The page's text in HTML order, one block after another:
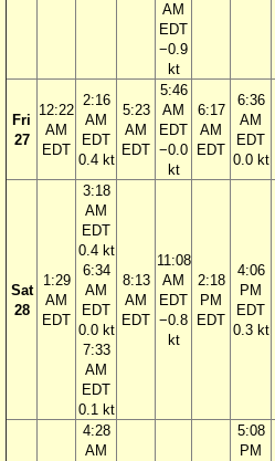
AM
EDT
−0.9
kt
Fri
27
12:22
AM
EDT
2:16
AM
EDT
0.4 kt
5:23
AM
EDT
5:46
AM
EDT
−0.0
kt
6:17
AM
EDT
6:36
AM
EDT
0.0 kt
Sat
28
1:29
AM
EDT
3:18
AM
EDT
0.4 kt
6:34
AM
EDT
0.0 kt
7:33
AM
EDT
0.1 kt
8:13
AM
EDT
11:08
AM
EDT
−0.8
kt
2:18
PM
EDT
4:06
PM
EDT
0.3 kt
4:28
AM
5:08
PM